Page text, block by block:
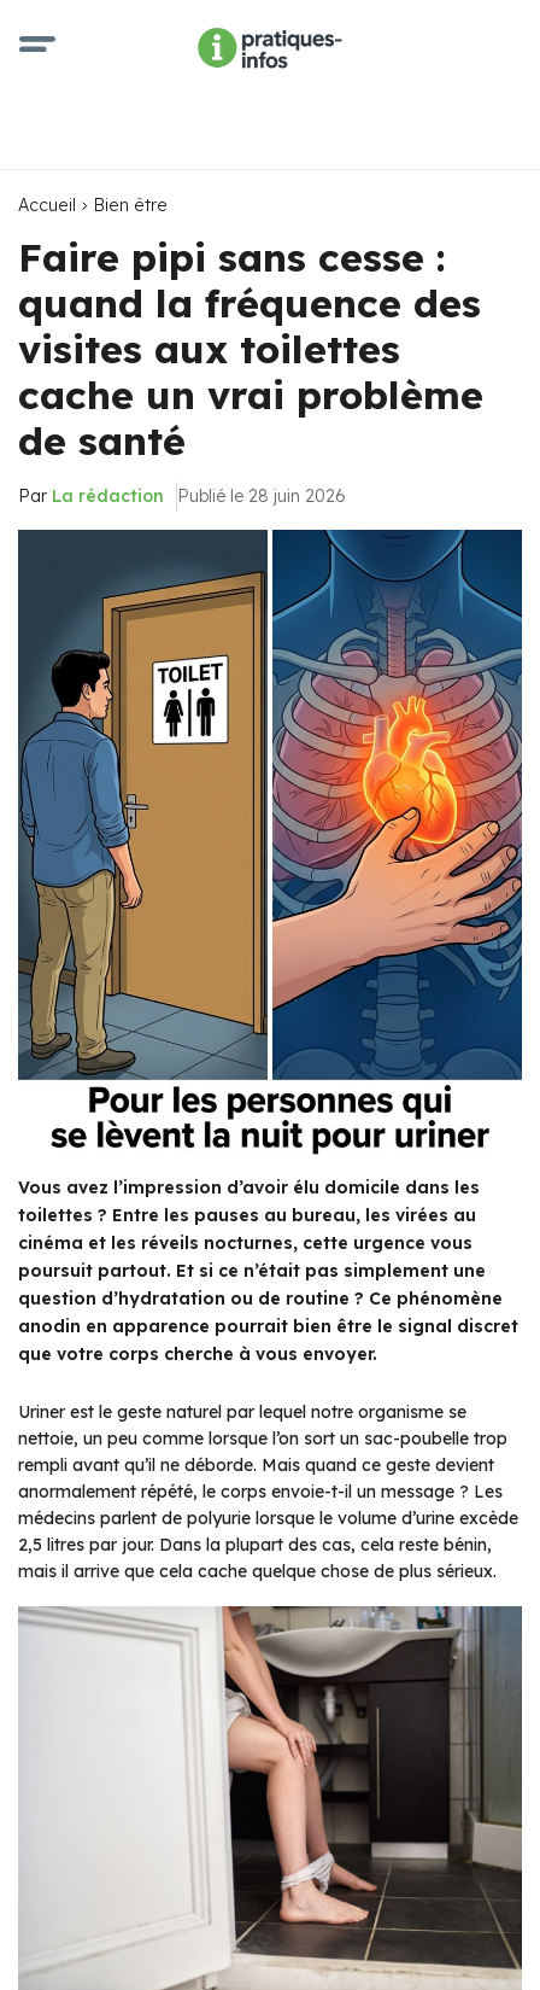
Accueil Bien être
Faire pipi sans cesse :
quand la fréquence des
visites aux toilettes
cache un vrai problème
de santé
Par La rédaction Publié le 28 juin 2026
Vous avez l’impression d’avoir élu domicile dans les
toilettes ? Entre les pauses au bureau, les virées au
cinéma et les réveils nocturnes, cette urgence vous
poursuit partout. Et si ce n’était pas simplement une
question d’hydratation ou de routine ? Ce phénomène
anodin en apparence pourrait bien être le signal discret
que votre corps cherche à vous envoyer.
Uriner est le geste naturel par lequel notre organisme se
nettoie, un peu comme lorsque l’on sort un sac-poubelle trop
rempli avant qu’il ne déborde. Mais quand ce geste devient
anormalement répété, le corps envoie-t-il un message ? Les
médecins parlent de polyurie lorsque le volume d’urine excède
2,5 litres par jour. Dans la plupart des cas, cela reste bénin,
mais il arrive que cela cache quelque chose de plus sérieux.